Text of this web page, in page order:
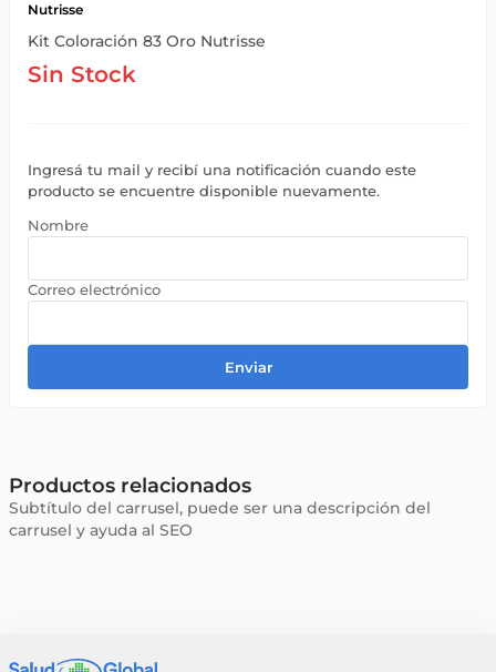
Nutrisse
Kit Coloración 83 Oro Nutrisse
Sin Stock
Ingresá tu mail y recibí una notificación cuando este
producto se encuentre disponible nuevamente.
Enviar
Productos relacionados
Subtítulo del carrusel, puede ser una descripción del
carrusel y ayuda al SEO